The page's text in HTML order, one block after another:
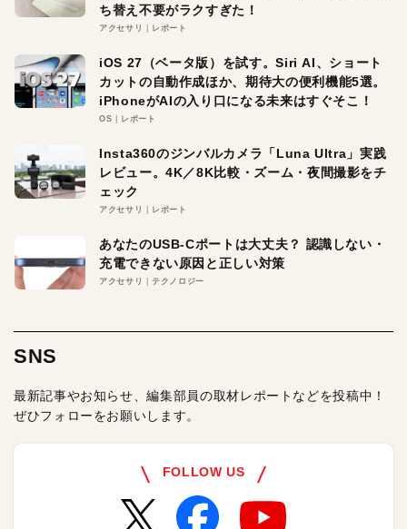
ち替え不要がラクすぎた！
アクセサリ レポート
iOS 27（ベータ版）を試す。Siri AI、ショート
カットの自動作成ほか、期待大の便利機能5選。
iPhoneがAIの入り口になる未来はすぐそこ！
OS レポート
Insta360のジンバルカメラ「Luna Ultra」実践
レビュー。4K／8K比較・ズーム・夜間撮影をチ
ェック
アクセサリ レポート
あなたのUSB-Cポートは大丈夫？ 認識しない・
充電できない原因と正しい対策
アクセサリ テクノロジー
SNS
最新記事やお知らせ、編集部員の取材レポートなどを投稿中！
ぜひフォローをお願いします。
FOLLOW US